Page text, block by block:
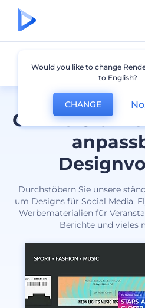
Online
Durchstöbern Sie unsere
um Designs für Social Media,
Werbematerialien für
Berichte und vieles
Alle Designs
Would you like to change
to English?
CHANGE